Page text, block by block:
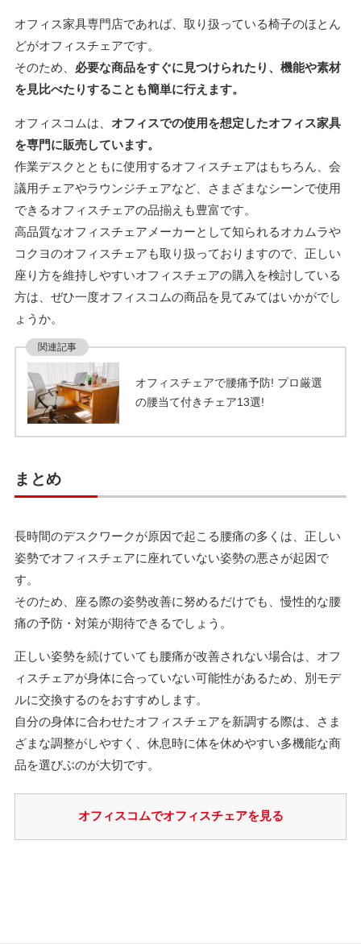
オフィス家具専門店であれば、取り扱っている椅子のほとん
どがオフィスチェアです。
そのため、 必要な商品をすぐに見つけられたり、機能や素材
を見比べたりすることも簡単に行えます。
オフィスコムは、 オフィスでの使用を想定したオフィス家具
を専門に販売しています。
作業デスクとともに使用するオフィスチェアはもちろん、会
議用チェアやラウンジチェアなど、さまざまなシーンで使用
できるオフィスチェアの品揃えも豊富です。
高品質なオフィスチェアメーカーとして知られるオカムラや
コクヨのオフィスチェアも取り扱っておりますので、正しい
座り方を維持しやすいオフィスチェアの購入を検討している
方は、ぜひ一度オフィスコムの商品を見てみてはいかがでし
ょうか。
オフィスチェアで腰痛予防! プロ厳選
の腰当て付きチェア13選!
まとめ
長時間のデスクワークが原因で起こる腰痛の多くは、正しい
姿勢でオフィスチェアに座れていない姿勢の悪さが起因で
す。
そのため、座る際の姿勢改善に努めるだけでも、慢性的な腰
痛の予防・対策が期待できるでしょう。
正しい姿勢を続けていても腰痛が改善されない場合は、オフ
ィスチェアが身体に合っていない可能性があるため、別モデ
ルに交換するのをおすすめします。
自分の身体に合わせたオフィスチェアを新調する際は、さま
ざまな調整がしやすく、休息時に体を休めやすい多機能な商
品を選びぶのが大切です。
オフィスコムでオフィスチェアを見る